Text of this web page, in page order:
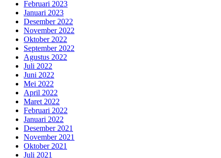
Februari 2023
Januari 2023
Desember 2022
November 2022
Oktober 2022
September 2022
Agustus 2022
Juli 2022
Juni 2022
Mei 2022
April 2022
Maret 2022
Februari 2022
Januari 2022
Desember 2021
November 2021
Oktober 2021
Juli 2021